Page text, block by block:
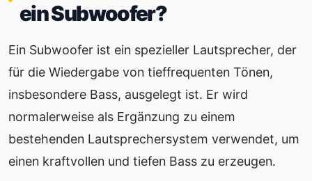
ein Subwoofer?
Ein Subwoofer ist ein spezieller Lautsprecher, der
für die Wiedergabe von tieffrequenten Tönen,
insbesondere Bass, ausgelegt ist. Er wird
normalerweise als Ergänzung zu einem
bestehenden Lautsprechersystem verwendet, um
einen kraftvollen und tiefen Bass zu erzeugen.